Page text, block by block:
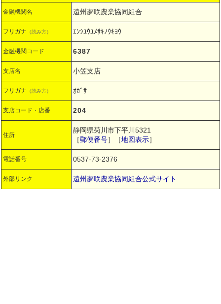
金融機関名 遠州夢咲農業協同組合
フリガナ （読み方） ｴﾝｼﾕｳﾕﾒｻｷﾉｳｷﾖｳ
金融機関コード 6387
支店名 小笠支店
フリガナ （読み方） ｵｶﾞｻ
支店コード・店番 204
住所
静岡県菊川市下平川5321
［郵便番号］［地図表示］
電話番号 0537-73-2376
外部リンク 遠州夢咲農業協同組合公式サイト